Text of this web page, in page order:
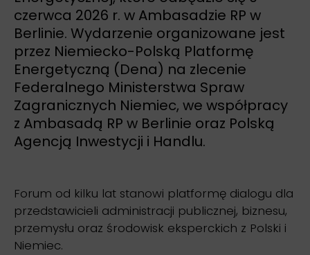
czerwca 2026 r. w Ambasadzie RP w
Berlinie. Wydarzenie organizowane jest
przez Niemiecko-Polską Platformę
Energetyczną (Dena) na zlecenie
Federalnego Ministerstwa Spraw
Zagranicznych Niemiec, we współpracy
z Ambasadą RP w Berlinie oraz Polską
Agencją Inwestycji i Handlu.
Forum od kilku lat stanowi platformę dialogu dla
przedstawicieli administracji publicznej, biznesu,
przemysłu oraz środowisk eksperckich z Polski i
Niemiec.